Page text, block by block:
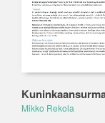
Mikko Rekola